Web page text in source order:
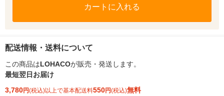
カートに入れる
配送情報・送料について
この商品はLOHACOが販売・発送します。
最短翌日お届け
3,780円(税込)以上で基本配送料550円(税込)無料